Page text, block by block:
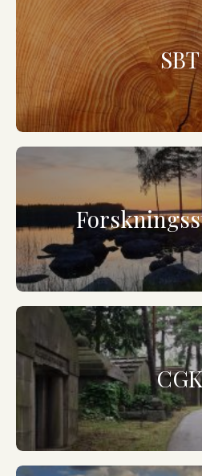
SBT
CGK